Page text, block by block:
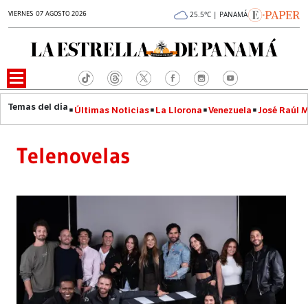
VIERNES 07 AGOSTO 2026 25.5°C | PANAMÁ
Últimas Noticias La Llorona Venezuela José Raúl
Telenovelas